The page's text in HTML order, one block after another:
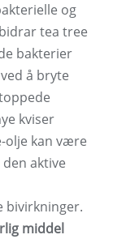
og
tea tree
bakterier
å bryte
kviser
olje kan være
aktive
bivirkninger.
middel